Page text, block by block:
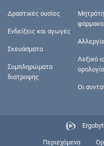
Δραστικές ουσίες
Ενδείξεις και αγωγές
Σκευάσματα
Συμπληρώματα
διατροφής
φάρμακα
Λεξικό
Οι
Περιεχόμενα